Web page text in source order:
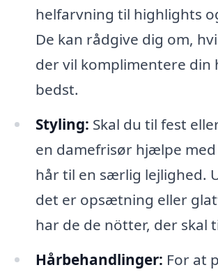
helfarvning til highlights
De kan rådgive dig om,
der vil komplimentere din
bedst.
Styling: Skal du til fest
en damefrisør hjælpe
hår til en særlig lejlighed.
det er opsætning eller
har de de nötter, der skal
Hårbehandlinger: For at